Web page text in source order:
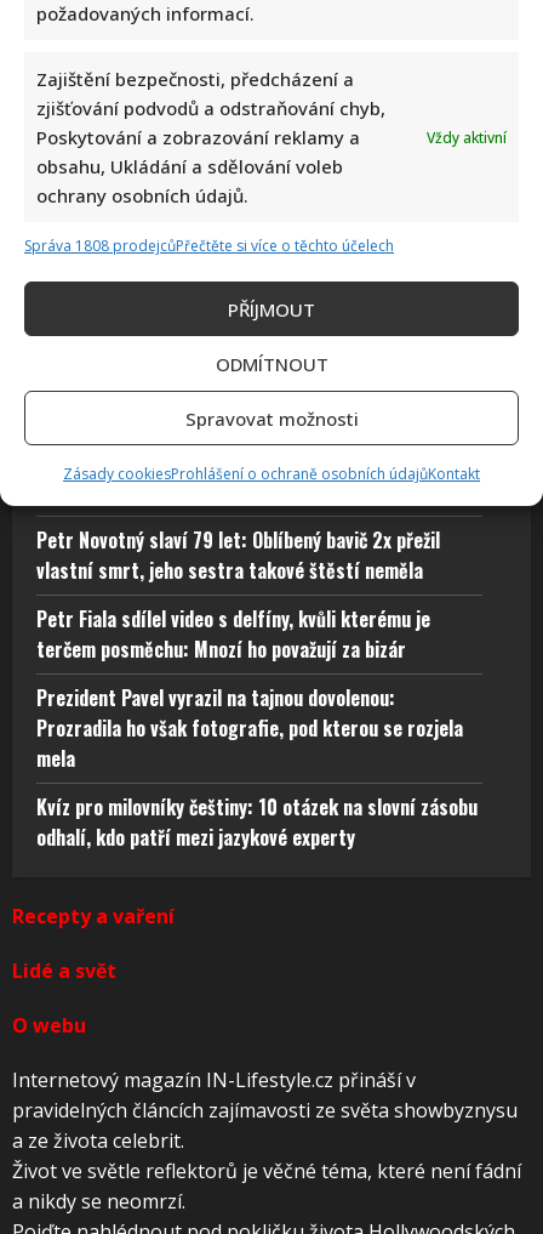
požadovaných informací.
Zajištění bezpečnosti, předcházení a
zjišťování podvodů a odstraňování chyb,
Poskytování a zobrazování reklamy a
obsahu, Ukládání a sdělování voleb
ochrany osobních údajů.
Vždy aktivní
Správa 1808 prodejcůPřečtěte si více o těchto účelech
PŘÍJMOUT
ODMÍTNOUT
Spravovat možnosti
Zásady cookiesProhlášení o ochraně osobních údajůKontakt
Fotokvíz o českých hercích: 10 fotografií prověří, kdo zná
slavné tváře domácího filmu opravdu dokonale
Autor: Richard Touš
5. 8. 2026
Floridě: Jde o více než milion ročně
Eva Jeníčková oslavila 62. narozeniny: Místo radosti
však oplakává smrt milovaného tatínka
Petr Novotný slaví 79 let: Oblíbený bavič 2x přežil
vlastní smrt, jeho sestra takové štěstí neměla
Petr Fiala sdílel video s delfíny, kvůli kterému je
terčem posměchu: Mnozí ho považují za bizár
Prezident Pavel vyrazil na tajnou dovolenou:
Prozradila ho však fotografie, pod kterou se rozjela
mela
Kvíz pro milovníky češtiny: 10 otázek na slovní zásobu
odhalí, kdo patří mezi jazykové experty
Recepty a vaření
Lidé a svět
O webu
Internetový magazín IN-Lifestyle.cz přináší v
pravidelných článcích zajímavosti ze světa showbyznysu
a ze života celebrit.
Život ve světle reflektorů je věčné téma, které není fádní
a nikdy se neomrzí.